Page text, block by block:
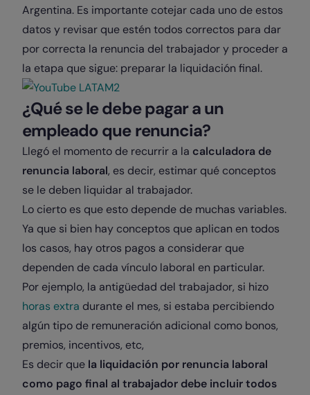
Argentina. Es importante cotejar cada uno de estos
datos y revisar que estén todos correctos para dar
por correcta la renuncia del trabajador y proceder a
la etapa que sigue: preparar la liquidación final.
¿Qué se le debe pagar a un
empleado que renuncia?
Llegó el momento de recurrir a la calculadora de
renuncia laboral, es decir, estimar qué conceptos
se le deben liquidar al trabajador.
Lo cierto es que esto depende de muchas variables.
Ya que si bien hay conceptos que aplican en todos
los casos, hay otros pagos a considerar que
dependen de cada vínculo laboral en particular.
Por ejemplo, la antigüedad del trabajador, si hizo
horas extra durante el mes, si estaba percibiendo
algún tipo de remuneración adicional como bonos,
premios, incentivos, etc,
Es decir que la liquidación por renuncia laboral
como pago final al trabajador debe incluir todos